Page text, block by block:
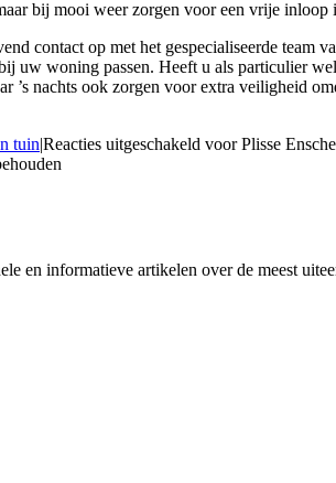
bij mooi weer zorgen voor een vrije
contact op met het gespecialiseerde
uw woning passen. Heeft u als particulier
’s nachts ook zorgen voor extra veiligheid
tuin|Reacties uitgeschakeld voor Plisse
en informatieve artikelen over de meest